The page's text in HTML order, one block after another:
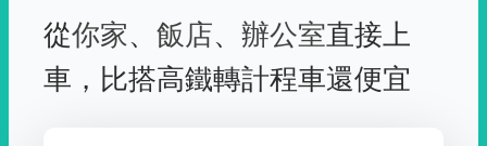
從你家、 飯店、 辦公室直接上
車， 比搭高鐵轉計程車還便宜